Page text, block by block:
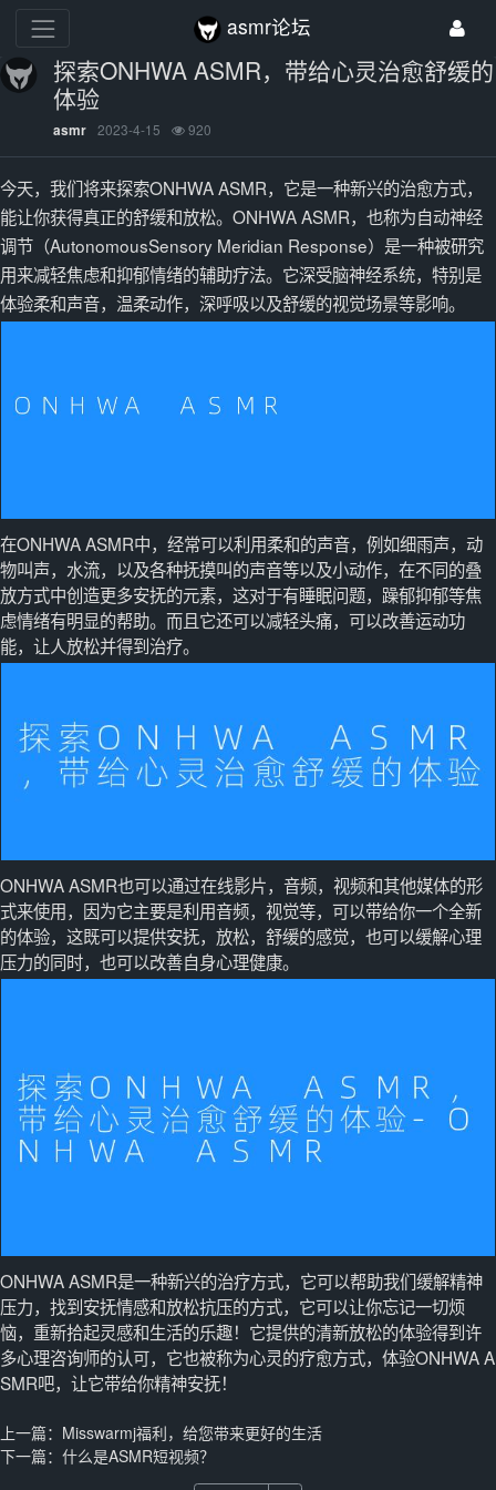
asmr论坛
探索ONHWA ASMR，带给心灵治愈舒缓的
体验
asmr 2023-4-15 920
今天，我们将来探索ONHWA ASMR，它是一种新兴的治愈方式，
能让你获得真正的舒缓和放松。ONHWA ASMR，也称为自动神经
调节（AutonomousSensory Meridian Response）是一种被研究
用来减轻焦虑和抑郁情绪的辅助疗法。它深受脑神经系统，特别是
体验柔和声音，温柔动作，深呼吸以及舒缓的视觉场景等影响。
在ONHWA ASMR中，经常可以利用柔和的声音，例如细雨声，动
物叫声，水流，以及各种抚摸叫的声音等以及小动作，在不同的叠
放方式中创造更多安抚的元素，这对于有睡眠问题，躁郁抑郁等焦
虑情绪有明显的帮助。而且它还可以减轻头痛，可以改善运动功
能，让人放松并得到治疗。
ONHWA ASMR也可以通过在线影片，音频，视频和其他媒体的形
式来使用，因为它主要是利用音频，视觉等，可以带给你一个全新
的体验，这既可以提供安抚，放松，舒缓的感觉，也可以缓解心理
压力的同时，也可以改善自身心理健康。
ONHWA ASMR是一种新兴的治疗方式，它可以帮助我们缓解精神
压力，找到安抚情感和放松抗压的方式，它可以让你忘记一切烦
恼，重新拾起灵感和生活的乐趣！它提供的清新放松的体验得到许
多心理咨询师的认可，它也被称为心灵的疗愈方式，体验ONHWA A
SMR吧，让它带给你精神安抚！
上一篇： Misswarmj福利，给您带来更好的生活
下一篇： 什么是ASMR短视频？